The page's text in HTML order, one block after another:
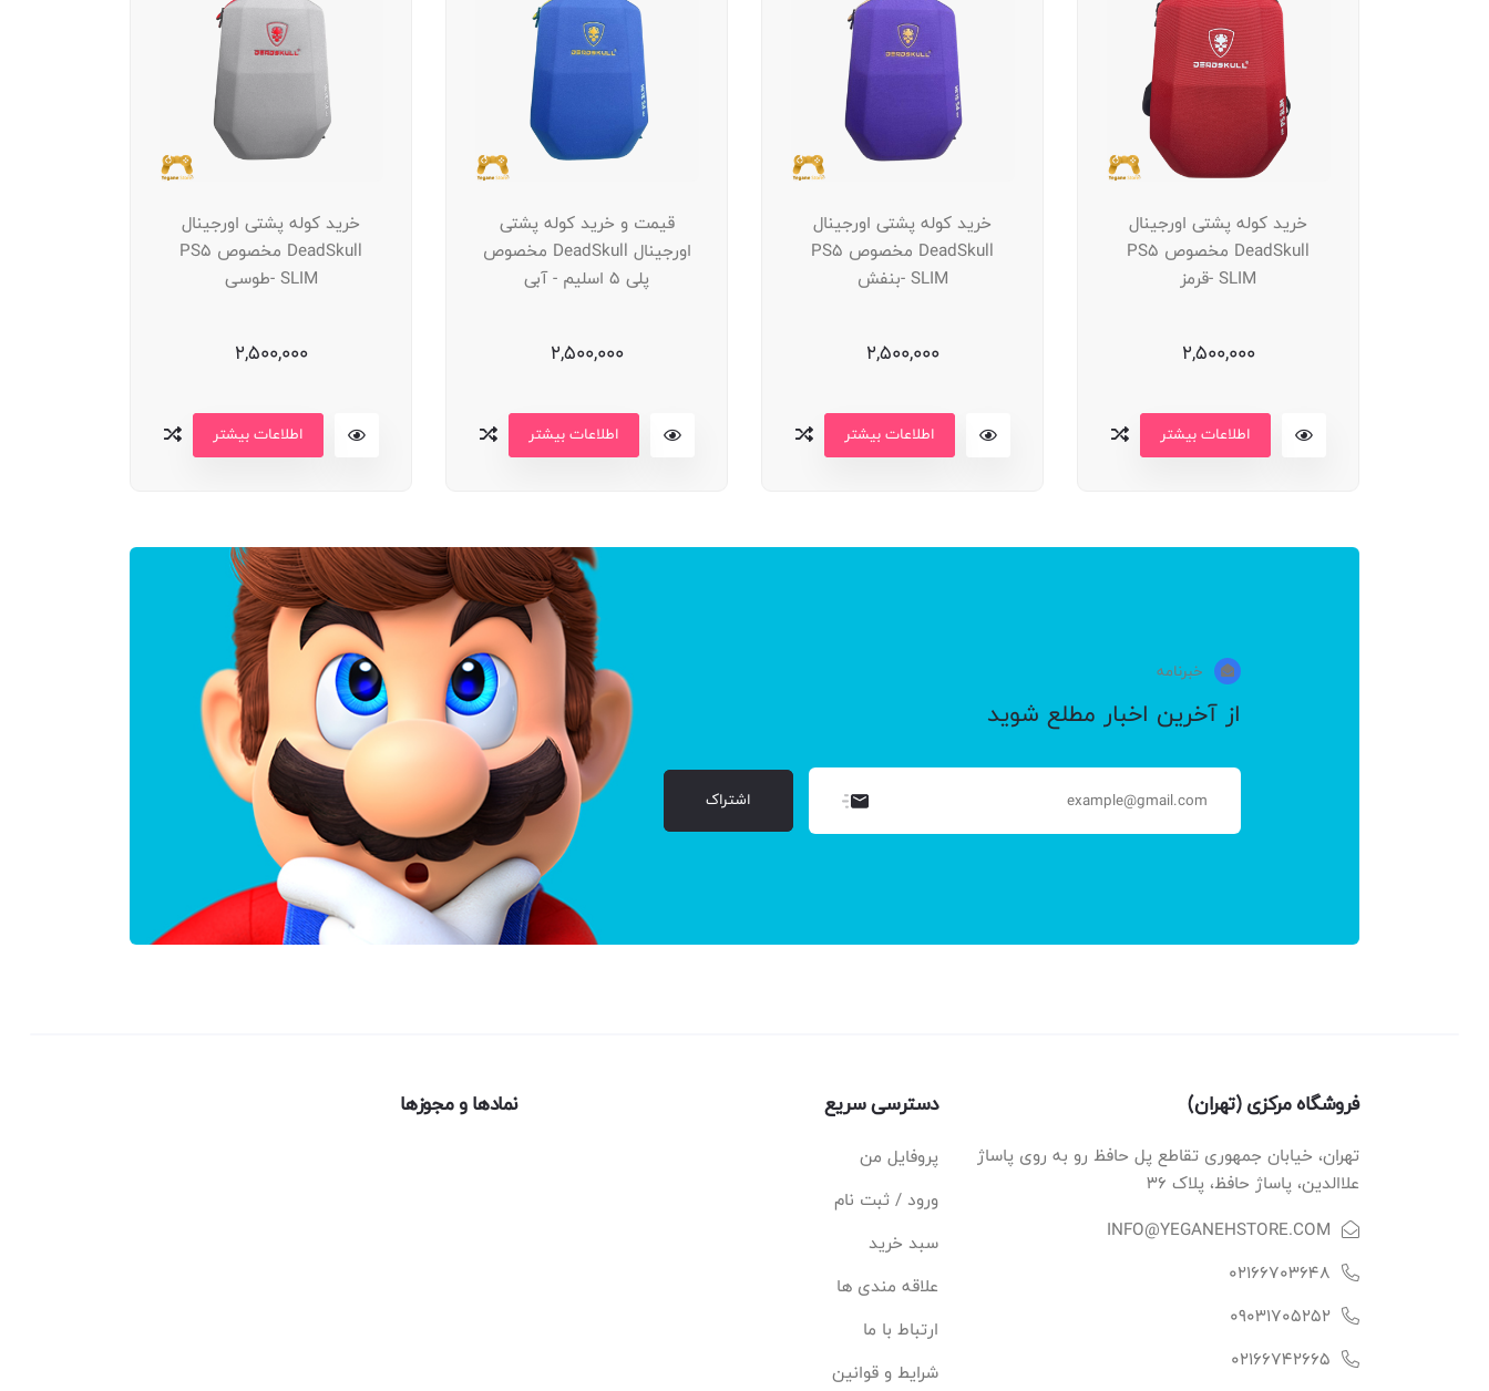
خرید کوله پشتی اورجینال
DeadSkull مخصوص PS5
SLIM -طوسی
2,500,000
اطلاعات بیشتر
قیمت و خرید کوله پشتی
اورجینال DeadSkull مخصوص
پلی 5 اسلیم - آبی
2,500,000
اطلاعات بیشتر
خرید کوله پشتی اورجینال
DeadSkull مخصوص PS5
SLIM -بنفش
2,500,000
اطلاعات بیشتر
خرید کوله پشتی اورجینال
DeadSkull مخصوص PS5
SLIM -قرمز
2,500,000
اطلاعات بیشتر
خبرنامه
از آخرین اخبار مطلع شوید
اشتراک
فروشگاه مرکزی (تهران)
تهران، خیابان جمهوری تقاطع پل حافظ رو به روی پاساژ
علاالدین، پاساژ حافظ، پلاک ۳۶
INFO@YEGANEHSTORE.COM
02166703648
09031705252
02166742665
دسترسی سریع
پروفایل من
ورود / ثبت نام
سبد خرید
علاقه مندی ها
ارتباط با ما
شرایط و قوانین
نمادها و مجوزها